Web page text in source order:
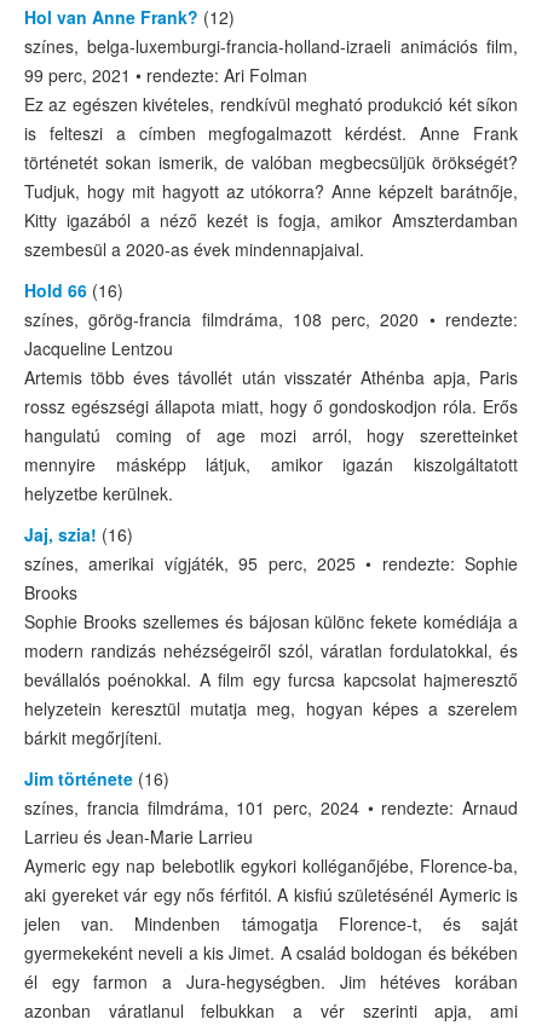
Hol van Anne Frank? (12)
színes, belga-luxemburgi-francia-holland-izraeli animációs film,
99 perc, 2021 • rendezte: Ari Folman
Ez az egészen kivételes, rendkívül megható produkció két síkon
is felteszi a címben megfogalmazott kérdést. Anne Frank
történetét sokan ismerik, de valóban megbecsüljük örökségét?
Tudjuk, hogy mit hagyott az utókorra? Anne képzelt barátnője,
Kitty igazából a néző kezét is fogja, amikor Amszterdamban
szembesül a 2020-as évek mindennapjaival.
Hold 66 (16)
színes, görög-francia filmdráma, 108 perc, 2020 • rendezte:
Jacqueline Lentzou
Artemis több éves távollét után visszatér Athénba apja, Paris
rossz egészségi állapota miatt, hogy ő gondoskodjon róla. Erős
hangulatú coming of age mozi arról, hogy szeretteinket
mennyire másképp látjuk, amikor igazán kiszolgáltatott
helyzetbe kerülnek.
Jaj, szia! (16)
színes, amerikai vígjáték, 95 perc, 2025 • rendezte: Sophie
Brooks
Sophie Brooks szellemes és bájosan különc fekete komédiája a
modern randizás nehézségeiről szól, váratlan fordulatokkal, és
bevállalós poénokkal. A film egy furcsa kapcsolat hajmeresztő
helyzetein keresztül mutatja meg, hogyan képes a szerelem
bárkit megőrjíteni.
Jim története (16)
színes, francia filmdráma, 101 perc, 2024 • rendezte: Arnaud
Larrieu és Jean-Marie Larrieu
Aymeric egy nap belebotlik egykori kolléganőjébe, Florence-ba,
aki gyereket vár egy nős férfitól. A kisfiú születésénél Aymeric is
jelen van. Mindenben támogatja Florence-t, és saját
gyermekeként neveli a kis Jimet. A család boldogan és békében
él egy farmon a Jura-hegységben. Jim hétéves korában
azonban váratlanul felbukkan a vér szerinti apja, ami